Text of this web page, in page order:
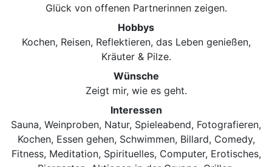
Glück von offenen Partnerinnen zeigen.
Hobbys
Kochen, Reisen, Reflektieren, das Leben genießen,
Kräuter & Pilze.
Wünsche
Zeigt mir, wie es geht.
Interessen
Sauna, Weinproben, Natur, Spieleabend, Fotografieren,
Kochen, Essen gehen, Schwimmen, Billard, Comedy,
Fitness, Meditation, Spirituelles, Computer, Erotisches,